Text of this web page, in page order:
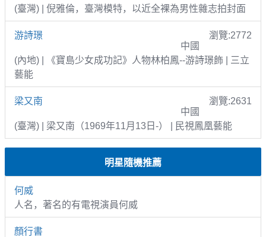
(臺灣) | 倪雅倫，臺灣模特，以近全裸為男性雜志拍封面
游詩璟
瀏覽:2772
中國
(內地) | 《寶島少女成功記》人物林柏鳳--游詩璟飾 | 三立
藝能
梁又南
瀏覽:2631
中國
(臺灣) | 梁又南（1969年11月13日-） | 民視鳳凰藝能
明星隨機推薦
何威
人名，著名的有電視演員何威
顏行書